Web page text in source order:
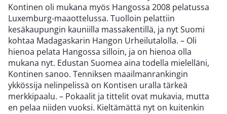
Kontinen oli mukana myös Hangossa 2008 pelatussa
Luxemburg-maaottelussa. Tuolloin pelattiin
kesäkaupungin kauniilla massakentillä, ja nyt Suomi
kohtaa Madagaskarin Hangon Urheilutalolla. – Oli
hienoa pelata Hangossa silloin, ja on hienoa olla
mukana nyt. Edustan Suomea aina todella mielelläni,
Kontinen sanoo. Tenniksen maailmanrankingin
ykkössija nelinpelissä on Kontisen uralla tärkeä
merkkipaalu. – Pokaalit ja tittelit ovat mukavia, mutta
en pelaa niiden vuoksi. Kieltämättä nyt on kuitenkin